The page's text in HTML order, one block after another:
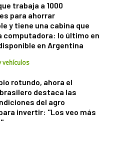
trabaja a 1000
para ahorrar
y tiene una cabina que
computadora: lo último en
en Argentina
vehículos
rotundo, ahora el
destaca las
del agro
invertir: "Los veo más